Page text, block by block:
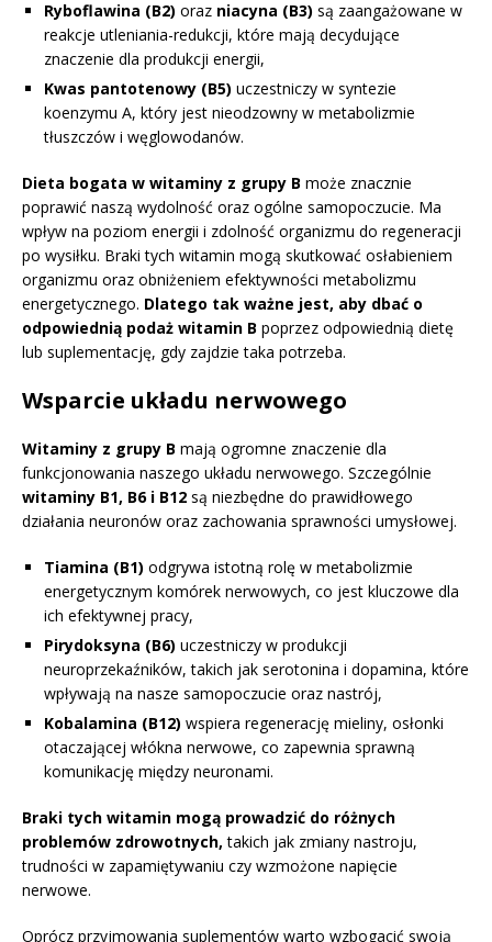
Ryboflawina (B2) oraz niacyna (B3) są zaangażowane w
reakcje utleniania-redukcji, które mają decydujące
znaczenie dla produkcji energii,
Kwas pantotenowy (B5) uczestniczy w syntezie
koenzymu A, który jest nieodzowny w metabolizmie
tłuszczów i węglowodanów.
Dieta bogata w witaminy z grupy B może znacznie
poprawić naszą wydolność oraz ogólne samopoczucie. Ma
wpływ na poziom energii i zdolność organizmu do regeneracji
po wysiłku. Braki tych witamin mogą skutkować osłabieniem
organizmu oraz obniżeniem efektywności metabolizmu
energetycznego. Dlatego tak ważne jest, aby dbać o
odpowiednią podaż witamin B poprzez odpowiednią dietę
lub suplementację, gdy zajdzie taka potrzeba.
Wsparcie układu nerwowego
Witaminy z grupy B mają ogromne znaczenie dla
funkcjonowania naszego układu nerwowego. Szczególnie
witaminy B1, B6 i B12 są niezbędne do prawidłowego
działania neuronów oraz zachowania sprawności umysłowej.
Tiamina (B1) odgrywa istotną rolę w metabolizmie
energetycznym komórek nerwowych, co jest kluczowe dla
ich efektywnej pracy,
Pirydoksyna (B6) uczestniczy w produkcji
neuroprzekaźników, takich jak serotonina i dopamina, które
wpływają na nasze samopoczucie oraz nastrój,
Kobalamina (B12) wspiera regenerację mieliny, osłonki
otaczającej włókna nerwowe, co zapewnia sprawną
komunikację między neuronami.
Braki tych witamin mogą prowadzić do różnych
problemów zdrowotnych, takich jak zmiany nastroju,
trudności w zapamiętywaniu czy wzmożone napięcie
nerwowe.
Oprócz przyjmowania suplementów warto wzbogacić swoją